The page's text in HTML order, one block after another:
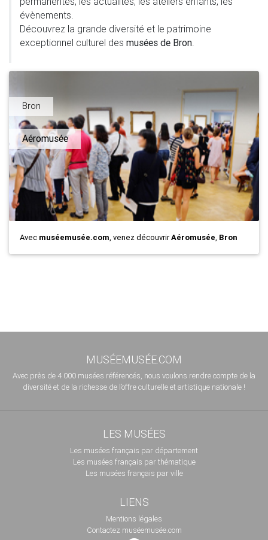
évènements.
Découvrez la grande diversité et le patrimoine
exceptionnel culturel des musées de Bron.
Bron
Aéromusée
Avec muséemusée.com, venez découvrirAéromusée, Bron
MUSÉEMUSÉE.COM
Avec près de 4 000 musées référencés, nous voulons rendre compte de la
diversité et de la richesse de l’offre culturelle et artistique nationale !
LES MUSÉES
Les musées français par département
Les musées français par thématique
Les musées français par ville
LIENS
Mentions légales
Contactez muséemusée.com